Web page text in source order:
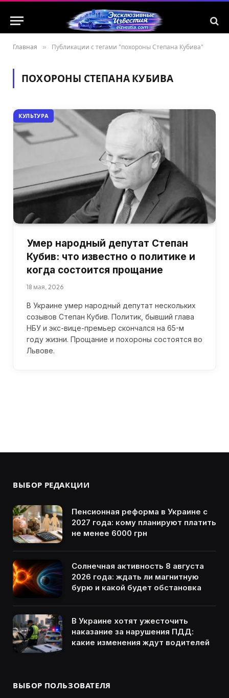
Главная » Публикации с тегами "похороны Степана Кубива"
ПОХОРОНЫ СТЕПАНА КУБИВА
КУЛЬТУРА
Умер народный депутат Степан
Кубив: что известно о политике и
когда состоится прощание
18 мая, 2026
В Украине умер народный депутат нескольких
созывов Степан Кубив. Политик, бывший глава
НБУ и экс-вице-премьер скончался на 65-м
году жизни. Прощание и похороны состоятся во
Львове.
ВЫБОР РЕДАКЦИИ
Пенсионная реформа в Украине с
2027 года: кому планируют платить
не менее 6000 грн
Солнечная активность 8 августа
2026 года: ждать ли магнитную
бурю и какой будет обстановка
В Украине хотят ужесточить
наказание за нарушения ПДД:
какие изменения ждут водителей
ВЫБОР ПОЛЬЗОВАТЕЛЯ